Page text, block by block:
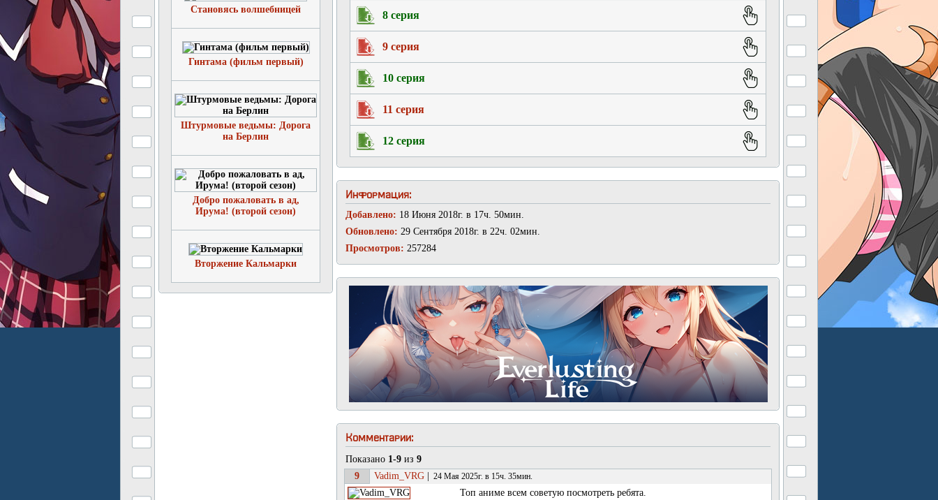
Становясь волшебницей
Гинтама (фильм первый)
Штурмовые ведьмы: Дорога
на Берлин
Добро пожаловать в ад,
Ирума! (второй сезон)
Вторжение Кальмарки
8 серия
9 серия
10 серия
11 серия
12 серия
Информация:
Добавлено: 18 Июня 2018г. в 17ч. 50мин.
Обновлено: 29 Сентября 2018г. в 22ч. 02мин.
Просмотров: 257284
Комментарии:
Показано 1-9 из 9
9
Vadim_VRG 24 Мая 2025г. в 15ч. 35мин.
Топ аниме всем советую посмотреть ребята.